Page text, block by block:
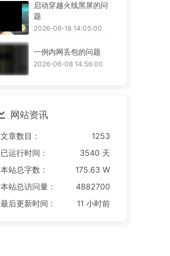
启动穿越火线黑屏的问
题
2026-06-18 14:05:00
一例内网丢包的问题
2026-06-08 14:56:00
网站资讯
文章数目 :
1253
已运行时间 :
3540 天
本站总字数 :
175.63 W
本站总访问量 :
4882700
最后更新时间 :
11 小时前